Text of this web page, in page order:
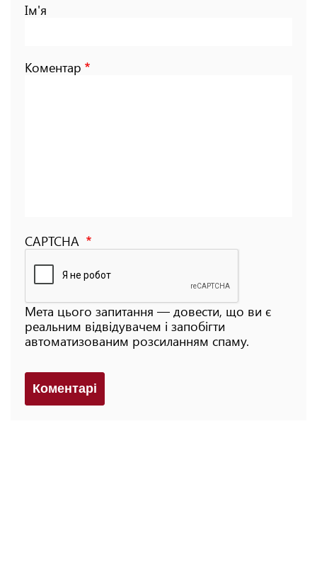
Ім'я
Коментар
CAPTCHA
Мета цього запитання — довести, що ви є
реальним відвідувачем і запобігти
автоматизованим розсиланням спаму.
Коментарi